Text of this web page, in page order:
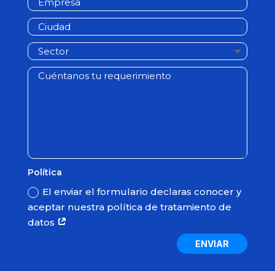
Política
El enviar el formulario declaras conocer y
aceptar nuestra política de tratamiento de
datos
ENVIAR